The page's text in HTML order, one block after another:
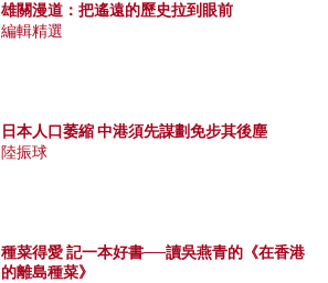
雄關漫道：把遙遠的歷史拉到眼前
編輯精選
日本人口萎縮 中港須先謀劃免步其後塵
陸振球
種菜得愛 記一本好書──讀吳燕青的《在香港
的離島種菜》